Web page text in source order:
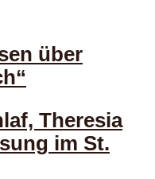
über
Theresia
im St.